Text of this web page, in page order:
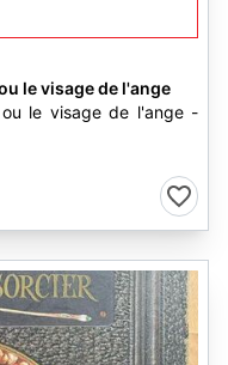
le visage de l'ange
le visage de l'ange -